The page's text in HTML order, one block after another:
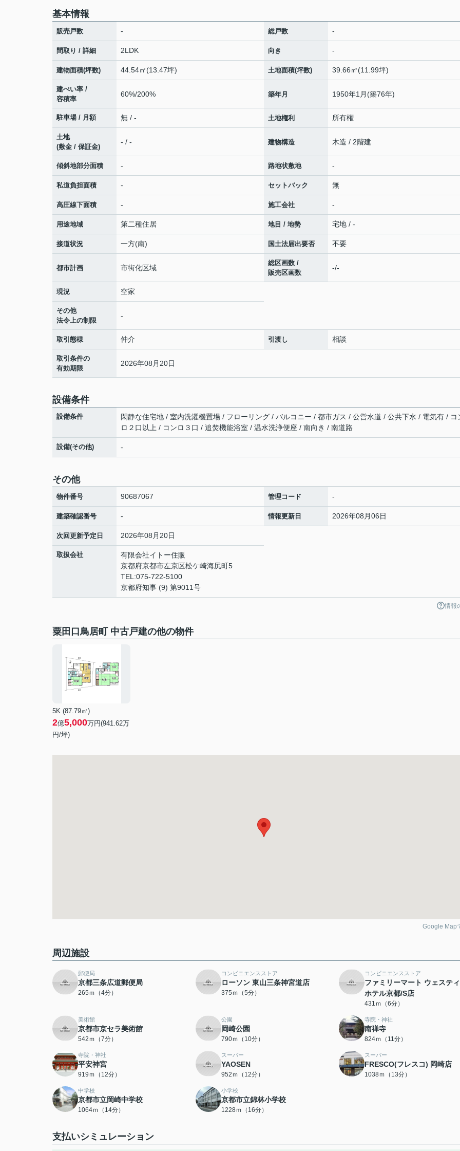
基本情報
販売戸数 - 総戸数 -
間取り / 詳細 2LDK 向き -
建物面積(坪数) 44.54㎡(13.47坪) 土地面積(坪数) 39.66㎡(11.99坪)
建ぺい率 /
容積率
60%/200% 築年月 1950年1月(築76年)
駐車場 / 月額 無 / - 土地権利 所有権
土地
(敷金 / 保証金)
- / - 建物構造 木造 / 2階建
傾斜地部分面積 - 路地状敷地 -
私道負担面積 - セットバック 無
高圧線下面積 - 施工会社 -
用途地域 第二種住居 地目 / 地勢 宅地 / -
接道状況 一方(南) 国土法届出要否 不要
都市計画 市街化区域
総区画数 /
販売区画数
-/-
現況 空家
その他
法令上の制限
-
取引態様 仲介 引渡し 相談
取引条件の
有効期限
2026年08月20日
設備条件
設備条件
閑静な住宅地 / 室内洗濯機置場 / フローリング / バルコニー / 都市ガス / 公営水道 / 公共下水 / 電気有 / コ
ロ２口以上 / コンロ３口 / 追焚機能浴室 / 温水洗浄便座 / 南向き / 南道路
設備(その他) -
その他
物件番号 90687067 管理コード -
建築確認番号 - 情報更新日 2026年08月06日
次回更新予定日 2026年08月20日
取扱会社
有限会社イトー住販
京都府京都市左京区松ケ崎海尻町5
TEL:075-722-5100
京都府知事 (9) 第9011号
情報
粟田口鳥居町 中古戸建の他の物件
5K (87.79㎡)
2億5,000万円(941.62万
円/坪)
Google Map
周辺施設
郵便局
京都三条広道郵便局
265ｍ（4分）
コンビニエンスストア
ローソン 東山三条神宮道店
375ｍ（5分）
コンビニエンスストア
ファミリーマート ウェステ
ホテル京都/S店
431ｍ（6分）
美術館
京都市京セラ美術館
542ｍ（7分）
公園
岡崎公園
790ｍ（10分）
寺院・神社
南禅寺
824ｍ（11分）
寺院・神社
平安神宮
919ｍ（12分）
スーパー
YAOSEN
952ｍ（12分）
スーパー
FRESCO(フレスコ) 岡崎店
1038ｍ（13分）
中学校
京都市立岡崎中学校
1064ｍ（14分）
小学校
京都市立錦林小学校
1228ｍ（16分）
支払いシミュレーション